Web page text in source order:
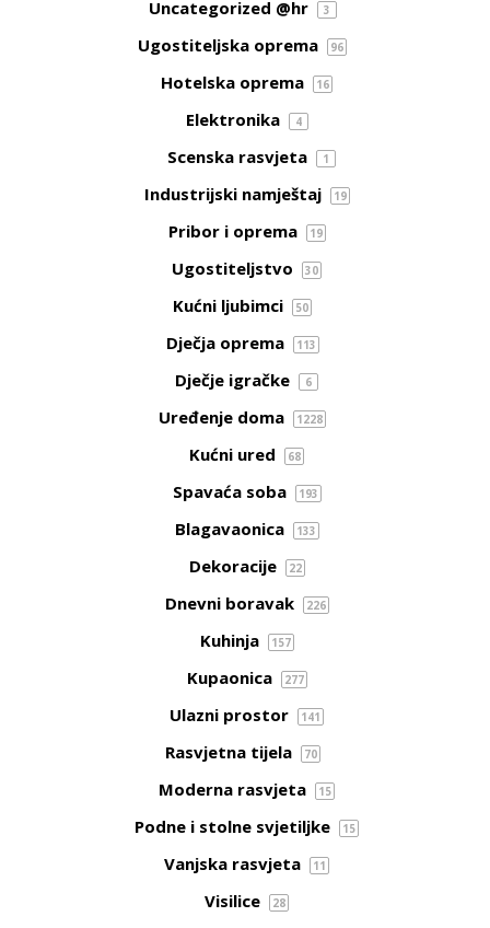
Uncategorized @hr 3
Ugostiteljska oprema 96
Hotelska oprema 16
Elektronika 4
Scenska rasvjeta 1
Industrijski namještaj 19
Pribor i oprema 19
Ugostiteljstvo 30
Kućni ljubimci 50
Dječja oprema 113
Dječje igračke 6
Uređenje doma 1228
Kućni ured 68
Spavaća soba 193
Blagavaonica 133
Dekoracije 22
Dnevni boravak 226
Kuhinja 157
Kupaonica 277
Ulazni prostor 141
Rasvjetna tijela 70
Moderna rasvjeta 15
Podne i stolne svjetiljke 15
Vanjska rasvjeta 11
Visilice 28